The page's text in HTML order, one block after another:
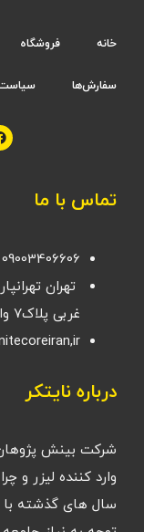
خانه فروشگاه
سفارش‌ها
تماس با ما
09003406606
غربی پلاک۷ واحد ۶
درباره نایتکر
شرکت بینش
وارد کننده لیزر و
سال های گذشته با